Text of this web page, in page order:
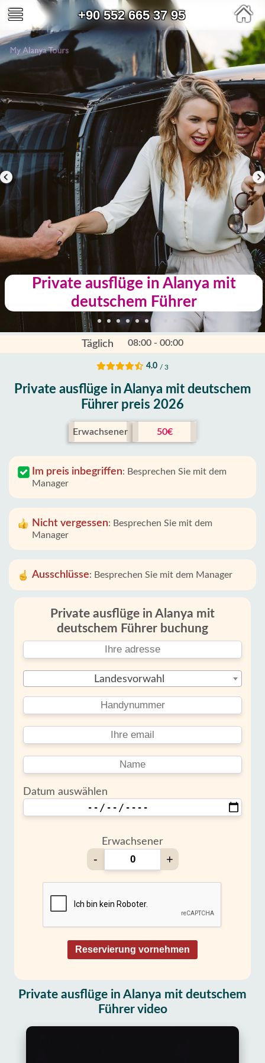
+90 552 665 37 95
Private ausflüge in Alanya mit
deutschem Führer
Täglich 08:00 - 00:00
4.0 / 3
Private ausflüge in Alanya mit deutschem
Führer preis 2026
Erwachsener 50€
Im preis inbegriffen: Besprechen Sie mit dem
Manager
Nicht vergessen: Besprechen Sie mit dem
Manager
Ausschlüsse: Besprechen Sie mit dem Manager
Private ausflüge in Alanya mit
deutschem Führer buchung
Landesvorwahl
Datum auswählen
Erwachsener
- +
Reservierung vornehmen
Private ausflüge in Alanya mit deutschem
Führer video